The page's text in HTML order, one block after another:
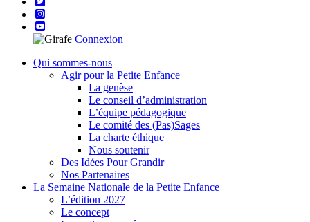
Connexion
Qui sommes-nous
Agir pour la Petite Enfance
La genèse
Le conseil d’administration
L’équipe pédagogique
Le comité des (Pas)Sages
La charte éthique
Nous soutenir
Des Idées Pour Grandir
Nos Partenaires
La Semaine Nationale de la Petite Enfance
L’édition 2027
Le concept